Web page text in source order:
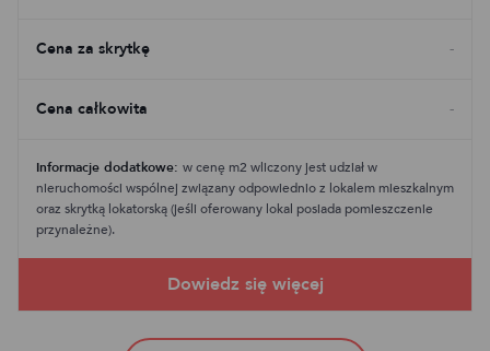
Cena za skrytkę -
Cena całkowita -
Informacje dodatkowe: w cenę m2 wliczony jest udział w
nieruchomości wspólnej związany odpowiednio z lokalem mieszkalnym
oraz skrytką lokatorską (jeśli oferowany lokal posiada pomieszczenie
przynależne).